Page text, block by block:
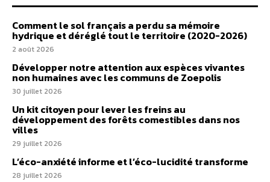
Comment le sol français a perdu sa mémoire
hydrique et déréglé tout le territoire (2020-2026)
2 août 2026
Développer notre attention aux espèces vivantes
non humaines avec les communs de Zoepolis
30 juillet 2026
Un kit citoyen pour lever les freins au
développement des forêts comestibles dans nos
villes
29 juillet 2026
L’éco-anxiété informe et l’éco-lucidité transforme
28 juillet 2026